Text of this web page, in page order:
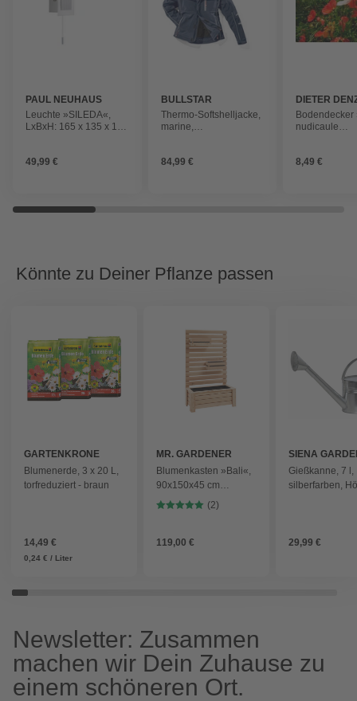
PAUL NEUHAUS
Leuchte »SILEDA«,
LxBxH: 165 x 135 x 195
49,99 €
BULLSTAR
Thermo-Softshelljacke,
marine,
84,99 €
DIETER
Bodendecker
nudicaule
8,49 €
Könnte zu Deiner Pflanze passen
GARTENKRONE
Blumenerde, 3 x 20 L,
torfreduziert - braun
14,49 €
0,24 € / Liter
MR. GARDENER
Blumenkasten »Bali«,
90x150x45 cm
(BxHxT), Lärche,
naturbelassen, ohne
braun
(2)
119,00 €
SIENA
Gießkanne, 7 l,
silberfarben,
29,99 €
Newsletter: Zusammen
machen wir Dein Zuhause zu
einem schöneren Ort.